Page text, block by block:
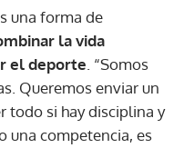
una forma de
la vida
el deporte . “Somos
Queremos enviar un
todo si hay disciplina y
una competencia, es